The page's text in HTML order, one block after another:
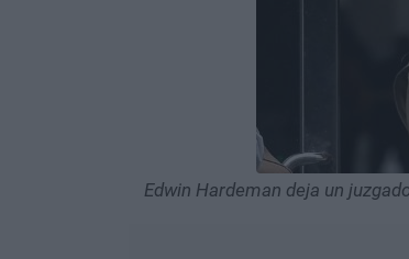
Edwin Hardeman deja un